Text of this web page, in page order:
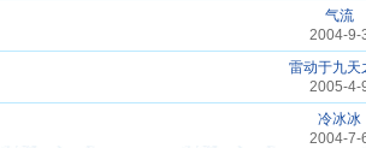
气流
2004-9-
雷动于九天
2005-4-
冷冰冰
2004-7-